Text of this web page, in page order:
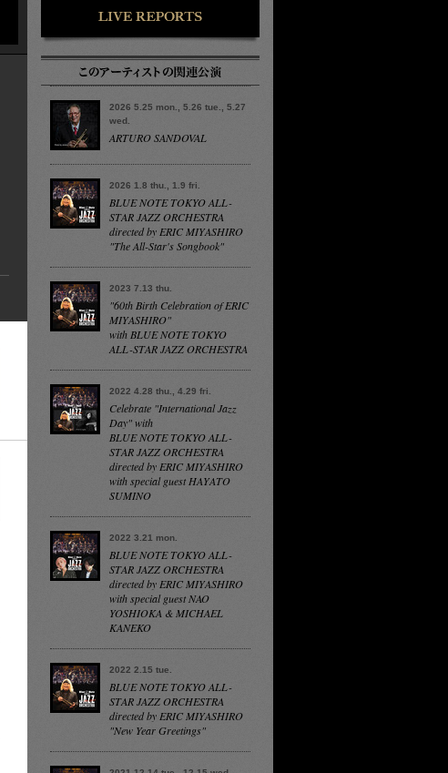
2026 5.25 mon., 5.26 tue., 5.27
wed.
ARTURO SANDOVAL
2026 1.8 thu., 1.9 fri.
BLUE NOTE TOKYO ALL-
STAR JAZZ ORCHESTRA
directed by ERIC MIYASHIRO
"The All-Star's Songbook"
2023 7.13 thu.
"60th Birth Celebration of ERIC
MIYASHIRO"
with BLUE NOTE TOKYO
ALL-STAR JAZZ ORCHESTRA
2022 4.28 thu., 4.29 fri.
Celebrate "International Jazz
Day" with
BLUE NOTE TOKYO ALL-
STAR JAZZ ORCHESTRA
directed by ERIC MIYASHIRO
with special guest HAYATO
SUMINO
2022 3.21 mon.
BLUE NOTE TOKYO ALL-
STAR JAZZ ORCHESTRA
directed by ERIC MIYASHIRO
with special guest NAO
YOSHIOKA & MICHAEL
KANEKO
2022 2.15 tue.
BLUE NOTE TOKYO ALL-
STAR JAZZ ORCHESTRA
directed by ERIC MIYASHIRO
"New Year Greetings"